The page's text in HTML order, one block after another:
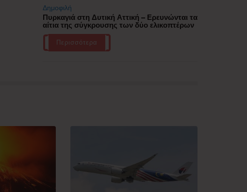
Δημοφιλή
Πυρκαγιά στη Δυτική Αττική – Ερευνώνται τα
αίτια της σύγκρουσης των δύο ελικοπτέρων
Περισσότερα